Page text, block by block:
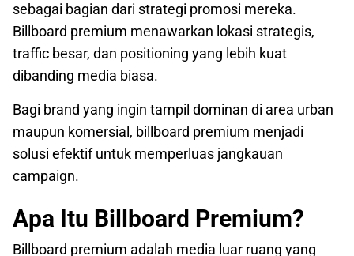
sebagai bagian dari strategi promosi mereka.
Billboard premium menawarkan lokasi strategis,
traffic besar, dan positioning yang lebih kuat
dibanding media biasa.
Bagi brand yang ingin tampil dominan di area urban
maupun komersial, billboard premium menjadi
solusi efektif untuk memperluas jangkauan
campaign.
Apa Itu Billboard Premium?
Billboard premium adalah media luar ruang yang